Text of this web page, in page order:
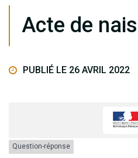
Acte de
PUBLIÉ LE 26 AVRIL 2022
Question-réponse